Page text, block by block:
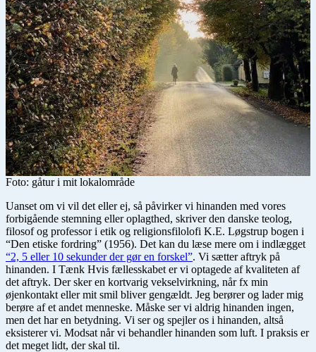
Foto: gåtur i mit lokalområde
Uanset om vi vil det eller ej, så påvirker vi hinanden med vores
forbigående stemning eller oplagthed, skriver den danske teolog,
filosof og professor i etik og religionsfilolofi K.E. Løgstrup bogen i
“Den etiske fordring” (1956). Det kan du læse mere om i indlægget
“2, 5 eller 10 sekunder der gør en forskel”. Vi sætter aftryk på
hinanden. I Tænk Hvis fællesskabet er vi optagede af kvaliteten af
det aftryk. Der sker en kortvarig vekselvirkning, når fx min
øjenkontakt eller mit smil bliver gengældt. Jeg berører og lader mig
berøre af et andet menneske. Måske ser vi aldrig hinanden ingen,
men det har en betydning. Vi ser og spejler os i hinanden, altså
eksisterer vi. Modsat når vi behandler hinanden som luft. I praksis er
det meget lidt, der skal til.